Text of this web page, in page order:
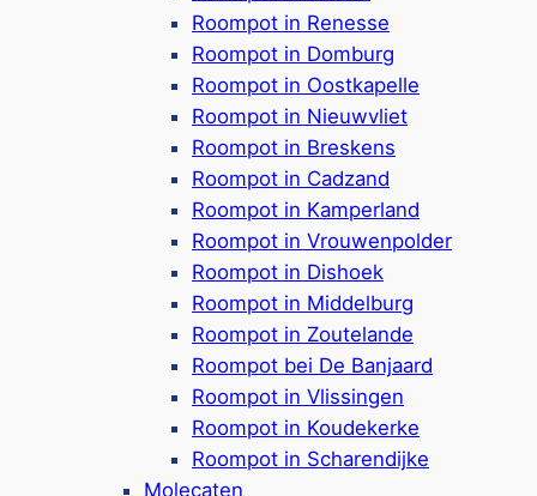
Roompot in Renesse
Roompot in Domburg
Roompot in Oostkapelle
Roompot in Nieuwvliet
Roompot in Breskens
Roompot in Cadzand
Roompot in Kamperland
Roompot in Vrouwenpolder
Roompot in Dishoek
Roompot in Middelburg
Roompot in Zoutelande
Roompot bei De Banjaard
Roompot in Vlissingen
Roompot in Koudekerke
Roompot in Scharendijke
Molecaten
Ferienparks inZoutelande
Ferienparks inDomburg
Ferienparks inWestkapelle
Ferienparks inBreskens
Ferienparks inKamperland
Ferienparks beiDe Banjaard
Ferienparks inVlissingen
Ferienparks inDishoek
Ferienparks inKoudekerke
Ferienparks inNieuwvliet
Ferienparks inGroede
Ferienparks inCadzand
Ferienparks inScharendijke
Ferienparks inBurgh-Haamstede
Ferienparks inMiddelburg